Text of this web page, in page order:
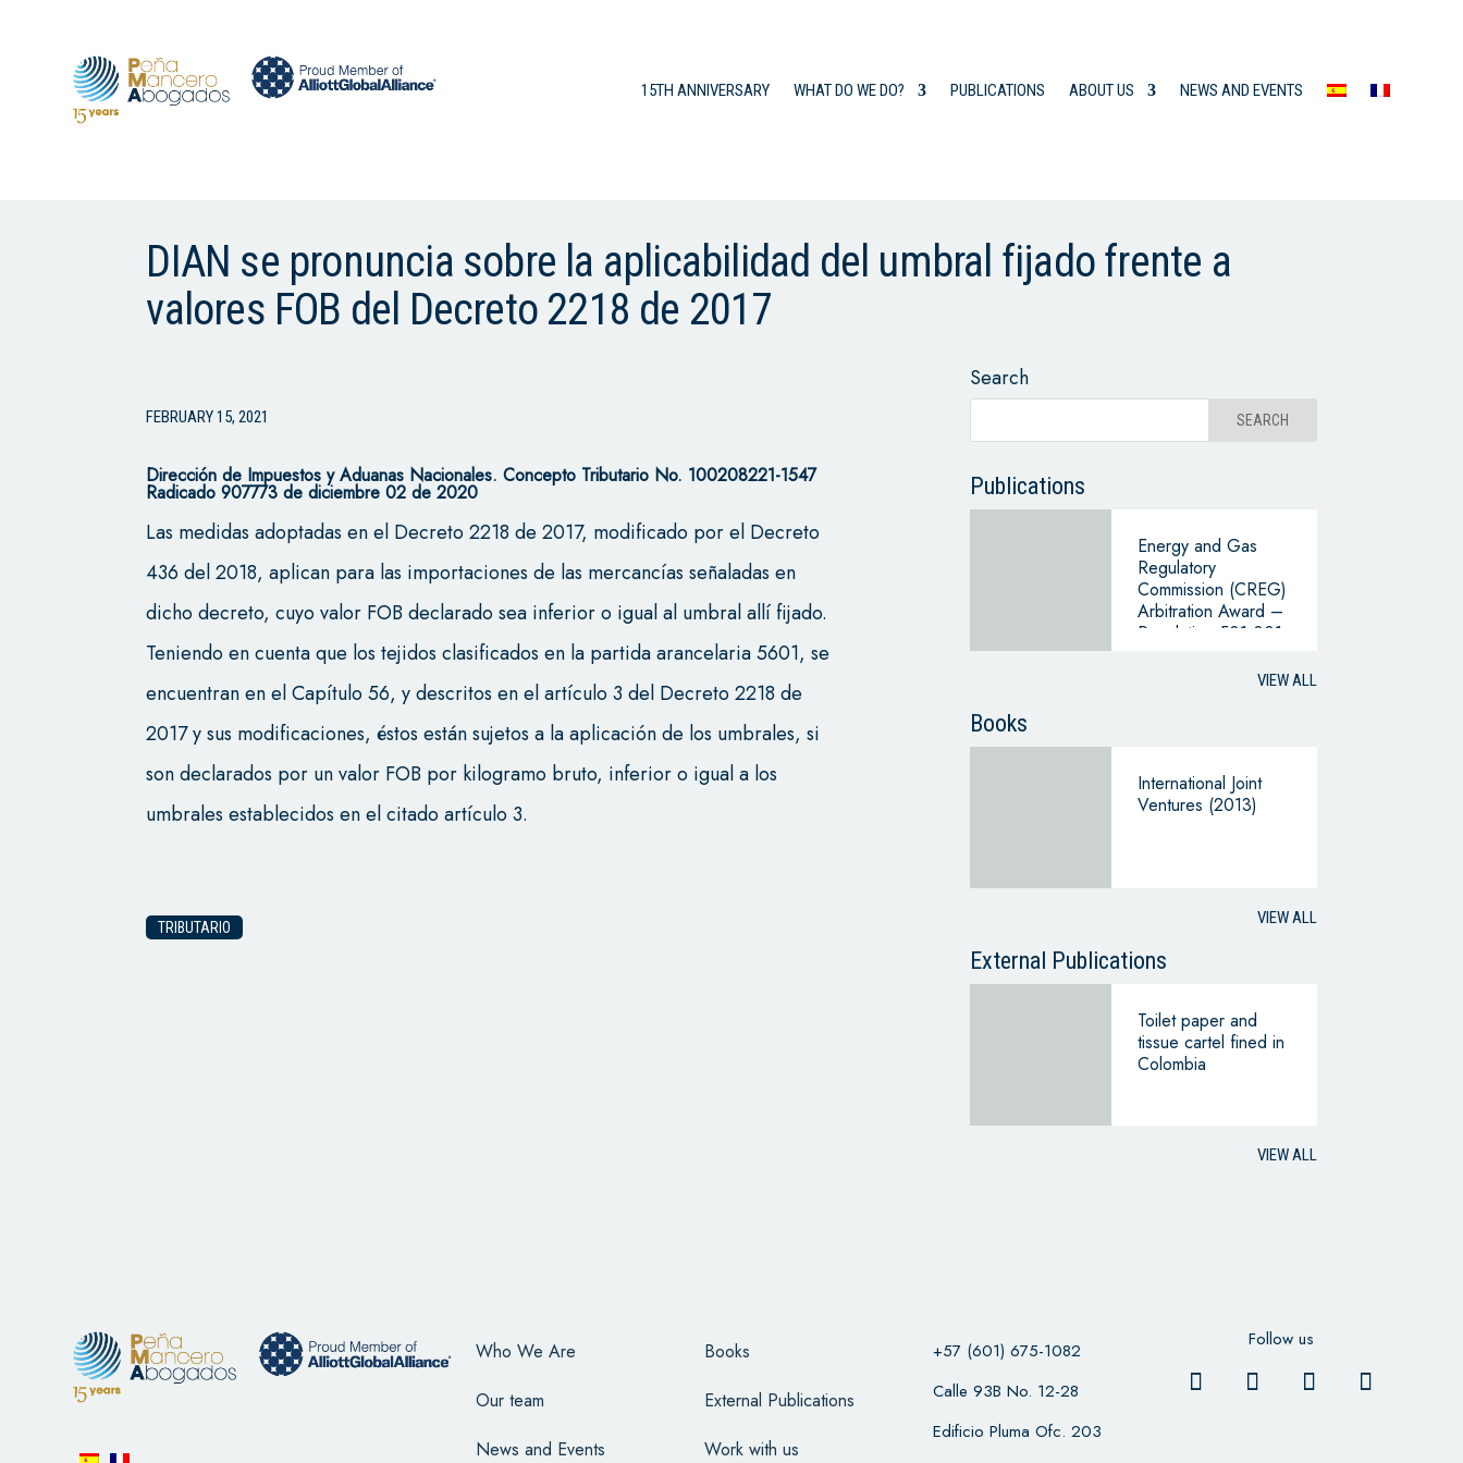
15TH ANNIVERSARY WHAT DO WE DO? PUBLICATIONS ABOUT US NEWS AND EVENTS
DIAN se pronuncia sobre la aplicabilidad del umbral fijado frente a
valores FOB del Decreto 2218 de 2017
FEBRUARY 15, 2021
Dirección de Impuestos y Aduanas Nacionales.Concepto Tributario No. 100208221-1547
Radicado 907773 de diciembre 02 de 2020
Las medidas adoptadas en el Decreto 2218 de 2017, modificado por el Decreto
436 del 2018, aplican para las importaciones de las mercancías señaladas en
dicho decreto, cuyo valor FOB declarado sea inferior o igual al umbral allí fijado.
Teniendo en cuenta que los tejidos clasificados en la partida arancelaria 5601, se
encuentran en el Capítulo 56, y descritos en el artículo 3 del Decreto 2218 de
2017 y sus modificaciones, éstos están sujetos a la aplicación de los umbrales, si
son declarados por un valor FOB por kilogramo bruto, inferior o igual a los
umbrales establecidos en el citado artículo 3.
TRIBUTARIO
Search
Publications
Energy and Gas
Regulatory
Commission (CREG)
Arbitration Award –
Resolution 501 001,
VIEW ALL
Books
International Joint
Ventures (2013)
VIEW ALL
External Publications
Toilet paper and
tissue cartel fined in
Colombia
VIEW ALL
Who We Are
Our team
News and Events
Books
External Publications
Work with us
+57 (601) 675-1082
Calle 93B No. 12-28
Edificio Pluma Ofc. 203
Follow us